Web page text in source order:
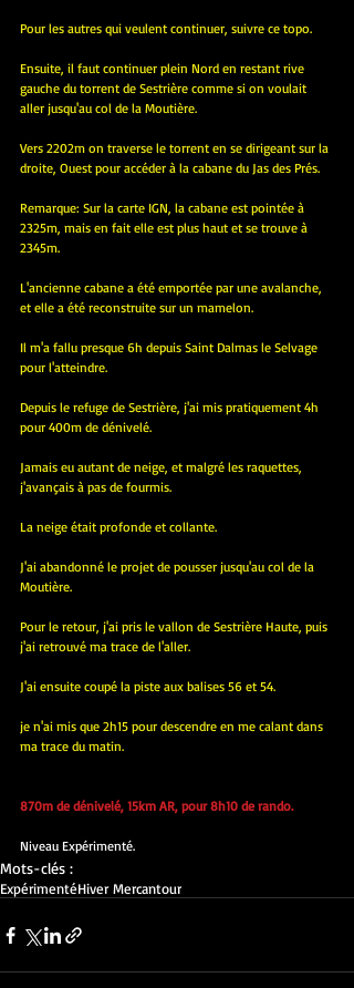
Pour les autres qui veulent continuer, suivre ce topo.
Ensuite, il faut continuer plein Nord en restant rive
gauche du torrent de Sestrière comme si on voulait
aller jusqu'au col de la Moutière.
Vers 2202m on traverse le torrent en se dirigeant sur la
droite, Ouest pour accéder à la cabane du Jas des Prés.
Remarque: Sur la carte IGN, la cabane est pointée à
2325m, mais en fait elle est plus haut et se trouve à
2345m.
L'ancienne cabane a été emportée par une avalanche,
et elle a été reconstruite sur un mamelon.
Il m'a fallu presque 6h depuis Saint Dalmas le Selvage
pour l'atteindre.
Depuis le refuge de Sestrière, j'ai mis pratiquement 4h
pour 400m de dénivelé.
Jamais eu autant de neige, et malgré les raquettes,
j'avançais à pas de fourmis.
La neige était profonde et collante.
J'ai abandonné le projet de pousser jusqu'au col de la
Moutière.
Pour le retour, j'ai pris le vallon de Sestrière Haute, puis
j'ai retrouvé ma trace de l'aller.
J'ai ensuite coupé la piste aux balises 56 et 54.
je n'ai mis que 2h15 pour descendre en me calant dans
ma trace du matin.
870m de dénivelé, 15km AR, pour 8h10 de rando.
Niveau Expérimenté.
Mots-clés :
ExpérimentéHiver Mercantour